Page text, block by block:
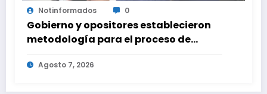
Notinformados 0
Gobierno y opositores establecieron
metodología para el proceso de
diálogo en Venezuela
Agosto 7, 2026